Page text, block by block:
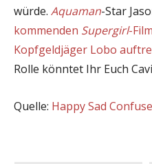
würde. Aquaman-Star
kommenden Supergirl-
Kopfgeldjäger Lobo
Rolle könntet Ihr Euch
Quelle: Happy Sad